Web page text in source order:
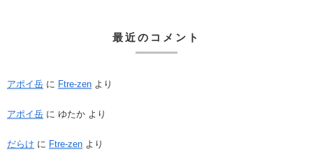
最近のコメント
アポイ岳 に Ftre-zen より
アポイ岳 に ゆたか より
だらけ に Ftre-zen より